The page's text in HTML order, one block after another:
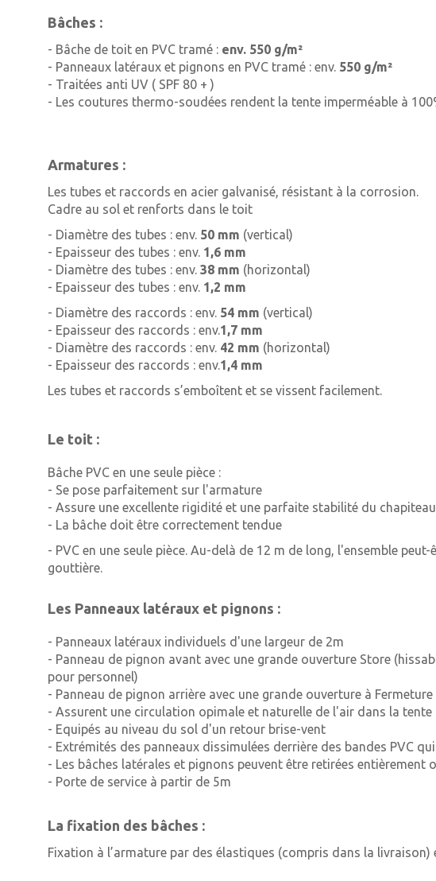
Bâches :
- Bâche de toit en PVC tramé : env. 550 g/m²
- Panneaux latéraux et pignons en PVC tramé : env. 550 g/m²
- Traitées anti UV ( SPF 80 + )
- Les coutures thermo-soudées rendent la tente imperméable à
Armatures :
Les tubes et raccords en acier galvanisé, résistant à la corrosion.
Cadre au sol et renforts dans le toit
- Diamètre des tubes : env. 50 mm (vertical)
- Epaisseur des tubes : env. 1,6 mm
- Diamètre des tubes : env. 38 mm (horizontal)
- Epaisseur des tubes : env. 1,2 mm
- Diamètre des raccords : env. 54 mm (vertical)
- Epaisseur des raccords : env.1,7 mm
- Diamètre des raccords : env. 42 mm (horizontal)
- Epaisseur des raccords : env.1,4 mm
Les tubes et raccords s’emboîtent et se vissent facilement.
Le toit :
Bâche PVC en une seule pièce :
- Se pose parfaitement sur l'armature
- Assure une excellente rigidité et une parfaite stabilité du chapiteau
- La bâche doit être correctement tendue
- PVC en une seule pièce. Au-delà de 12 m de long, l'ensemble
gouttière.
Les Panneaux latéraux et pignons :
- Panneaux latéraux individuels d'une largeur de 2m
- Panneau de pignon avant avec une grande ouverture Store
pour personnel)
- Panneau de pignon arrière avec une grande ouverture à Fermeture
- Assurent une circulation opimale et naturelle de l'air dans la tente
- Equipés au niveau du sol d'un retour brise-vent
- Extrémités des panneaux dissimulées derrière des bandes PVC
- Les bâches latérales et pignons peuvent être retirées entièrement
- Porte de service à partir de 5m
La fixation des bâches :
Fixation à l’armature par des élastiques (compris dans la